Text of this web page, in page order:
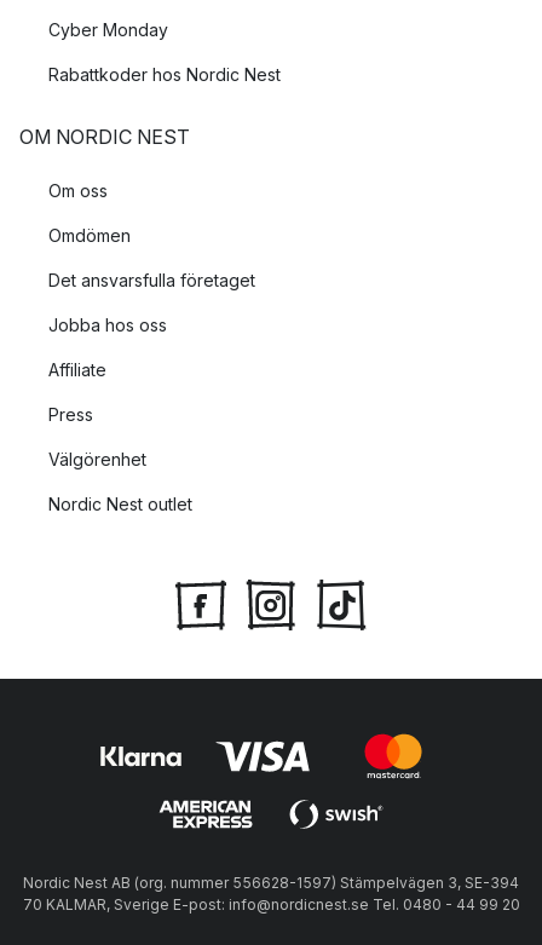
Cyber Monday
Rabattkoder hos Nordic Nest
OM NORDIC NEST
Om oss
Omdömen
Det ansvarsfulla företaget
Jobba hos oss
Affiliate
Press
Välgörenhet
Nordic Nest outlet
Nordic Nest AB (org. nummer 556628-1597) Stämpelvägen 3, SE-394
70 KALMAR, Sverige E-post: info@nordicnest.se Tel. 0480 - 44 99 20